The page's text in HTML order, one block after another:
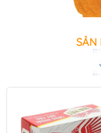
SẢN